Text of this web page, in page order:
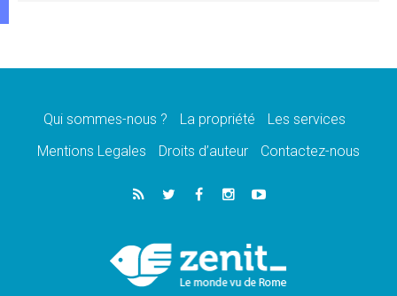
message de paix et de dignité humaine»
«La visite du Pape en Uruguay renforcera
05.08.2026
Le nonce en Ukraine: «Il est inquiétant
Léon XIV au Pérou, une lueur d'espoir pour
un peuple en quête de paix
Qui sommes-nous ? La propriété
Les services
Mentions Legales
Droits d’auteur Contactez-nous